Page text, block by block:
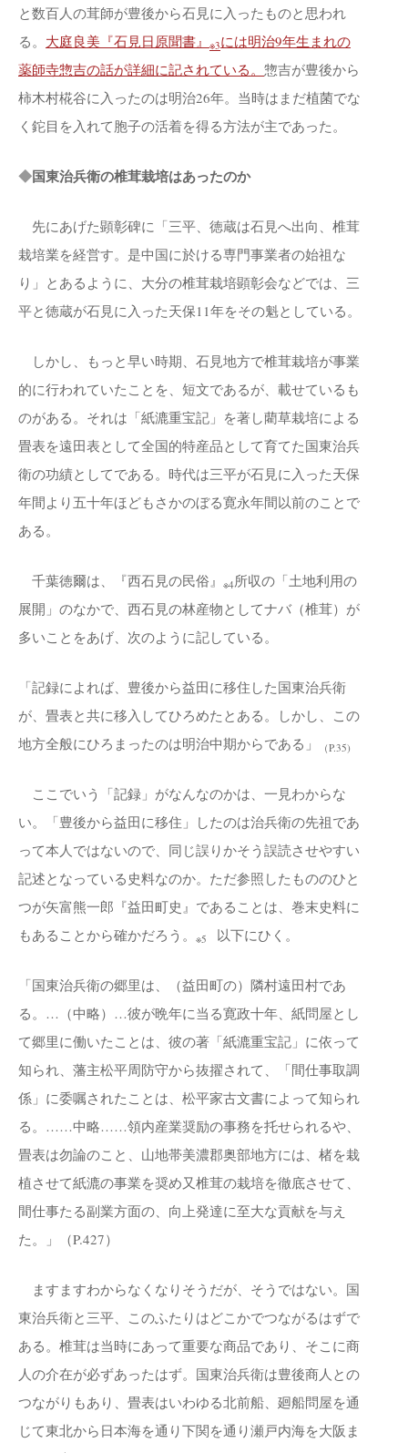
と数百人の茸師が豊後から石見に入ったものと思われ
る。 大庭良美『石見日原聞書』 ※3には明治9年生まれの
薬師寺惣吉の話が詳細に記されている。 惣吉が豊後から
柿木村椛谷に入ったのは明治26年。当時はまだ植菌でな
く鉈目を入れて胞子の活着を得る方法が主であった。
◆国東治兵衛の椎茸栽培はあったのか
先にあげた顕彰碑に「三平、徳蔵は石見へ出向、椎茸
栽培業を経営す。是中国に於ける専門事業者の始祖な
り」とあるように、大分の椎茸栽培顕彰会などでは、三
平と徳蔵が石見に入った天保11年をその魁としている。
しかし、もっと早い時期、石見地方で椎茸栽培が事業
的に行われていたことを、短文であるが、載せているも
のがある。それは「紙漉重宝記」を著し藺草栽培による
畳表を遠田表として全国的特産品として育てた国東治兵
衛の功績としてである。時代は三平が石見に入った天保
年間より五十年ほどもさかのぼる寛永年間以前のことで
ある。
千葉徳爾は、『西石見の民俗』 ※4所収の「土地利用の
展開」のなかで、西石見の林産物としてナバ（椎茸）が
多いことをあげ、次のように記している。
「記録によれば、豊後から益田に移住した国東治兵衛
が、畳表と共に移入してひろめたとある。しかし、この
地方全般にひろまったのは明治中期からである」
（P.35)
ここでいう「記録」がなんなのかは、一見わからな
い。「豊後から益田に移住」したのは治兵衛の先祖であ
って本人ではないので、同じ誤りかそう誤読させやすい
記述となっている史料なのか。ただ参照したもののひと
つが矢富熊一郎『益田町史』であることは、巻末史料に
もあることから確かだろう。
※5 以下にひく。
「国東治兵衛の郷里は、（益田町の）隣村遠田村であ
る。…（中略）…彼が晩年に当る寛政十年、紙問屋とし
て郷里に働いたことは、彼の著「紙漉重宝記」に依って
知られ、藩主松平周防守から抜擢されて、「間仕事取調
係」に委嘱されたことは、松平家古文書によって知られ
る。……中略……領内産業奨励の事務を托せられるや、
畳表は勿論のこと、山地帯美濃郡奥部地方には、楮を栽
植させて紙漉の事業を奨め又椎茸の栽培を徹底させて、
間仕事たる副業方面の、向上発達に至大な貢献を与え
た。」（P.427）
ますますわからなくなりそうだが、そうではない。国
東治兵衛と三平、このふたりはどこかでつながるはずで
ある。椎茸は当時にあって重要な商品であり、そこに商
人の介在が必ずあったはず。国東治兵衛は豊後商人との
つながりもあり、畳表はいわゆる北前船、廻船問屋を通
じて東北から日本海を通り下関を通り瀬戸内海を大阪ま